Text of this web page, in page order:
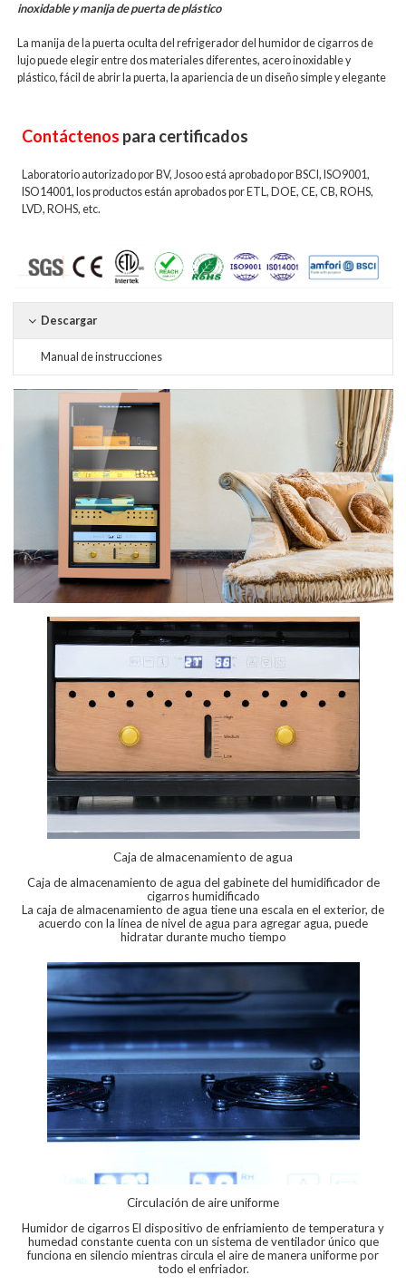
inoxidable y manija de puerta de plástico
La manija de la puerta oculta del refrigerador del humidor de cigarros de
lujo puede elegir entre dos materiales diferentes, acero inoxidable y
plástico, fácil de abrir la puerta, la apariencia de un diseño simple y elegante
Contáctenos para certificados
Laboratorio autorizado por BV, Josoo está aprobado por BSCI, ISO9001,
ISO14001, los productos están aprobados por ETL, DOE, CE, CB, ROHS,
LVD, ROHS, etc.
Descargar
Manual de instrucciones
Caja de almacenamiento de agua
Caja de almacenamiento de agua del gabinete del humidificador de
cigarros humidificado
La caja de almacenamiento de agua tiene una escala en el exterior, de
acuerdo con la línea de nivel de agua para agregar agua, puede
hidratar durante mucho tiempo
Circulación de aire uniforme
Humidor de cigarros El dispositivo de enfriamiento de temperatura y
humedad constante cuenta con un sistema de ventilador único que
funciona en silencio mientras circula el aire de manera uniforme por
todo el enfriador.